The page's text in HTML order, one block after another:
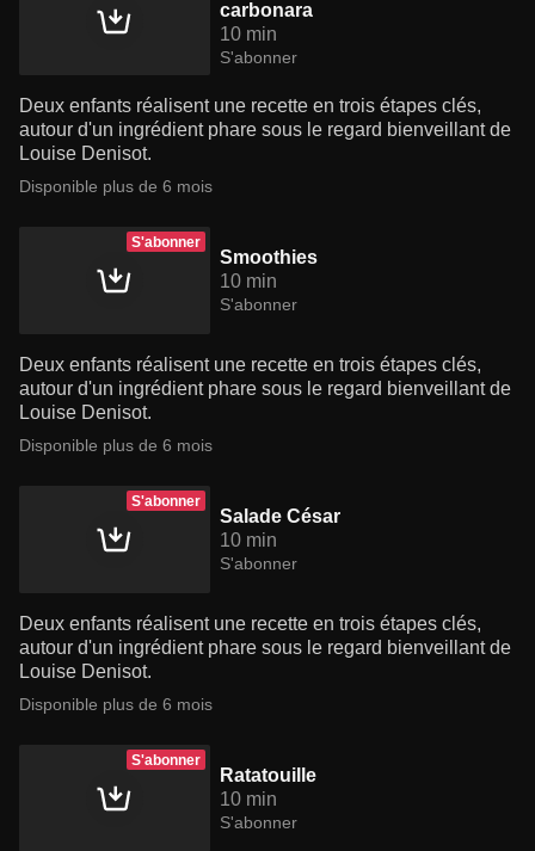
carbonara
10 min
S'abonner
Deux enfants réalisent une recette en trois étapes clés,
autour d'un ingrédient phare sous le regard bienveillant de
Louise Denisot.
Disponible plus de 6 mois
S'abonner
Smoothies
10 min
S'abonner
Deux enfants réalisent une recette en trois étapes clés,
autour d'un ingrédient phare sous le regard bienveillant de
Louise Denisot.
Disponible plus de 6 mois
S'abonner
Salade César
10 min
S'abonner
Deux enfants réalisent une recette en trois étapes clés,
autour d'un ingrédient phare sous le regard bienveillant de
Louise Denisot.
Disponible plus de 6 mois
S'abonner
Ratatouille
10 min
S'abonner